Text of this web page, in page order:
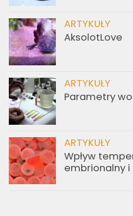
ARTYKUŁY
AksolotLove
ARTYKUŁY
Parametry
ARTYKUŁY
Wpływ
embrionalny i